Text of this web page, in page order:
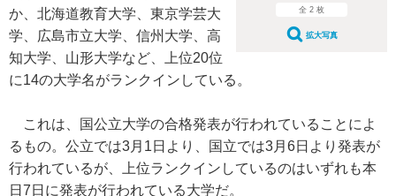
全 2 枚
拡大写真
か、北海道教育大学、東京学芸大
学、広島市立大学、信州大学、高
知大学、山形大学など、上位20位
に14の大学名がランクインしている。
これは、国公立大学の合格発表が行われていることによ
るもの。公立では3月1日より、国立では3月6日より発表が
行われているが、上位ランクインしているのはいずれも本
日7日に発表が行われている大学だ。